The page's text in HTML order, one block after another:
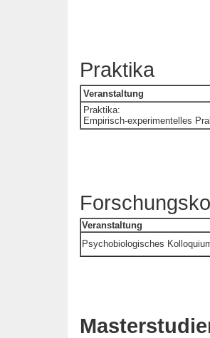
Praktika
Veranstaltung
Praktika:
Empirisch-experimentelles
Veranstaltung
Psychobiologisches